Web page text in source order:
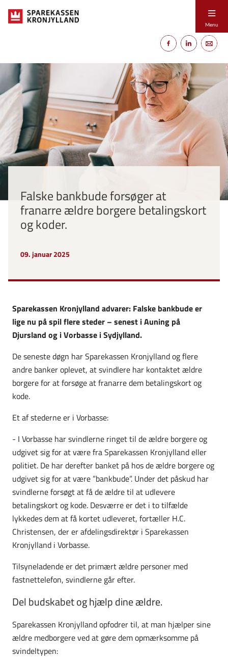
Menu
Falske bankbude forsøger at
franarre ældre borgere betalingskort
og koder.
09. januar 2025
Sparekassen Kronjylland advarer: Falske bankbude er
lige nu på spil flere steder – senest i Auning på
Djursland og i Vorbasse i Sydjylland.
De seneste døgn har Sparekassen Kronjylland og flere
andre banker oplevet, at svindlere har kontaktet ældre
borgere for at forsøge at franarre dem betalingskort og
kode.
Et af stederne er i Vorbasse:
- I Vorbasse har svindlerne ringet til de ældre borgere og
udgivet sig for at være fra Sparekassen Kronjylland eller
politiet. De har derefter banket på hos de ældre borgere og
udgivet sig for at være ”bankbude”. Under det påskud har
svindlerne forsøgt at få de ældre til at udlevere
betalingskort og kode. Desværre er det i to tilfælde
lykkedes dem at få kortet udleveret, fortæller H.C.
Christensen, der er afdelingsdirektør i Sparekassen
Kronjylland i Vorbasse.
Tilsyneladende er det primært ældre personer med
fastnettelefon, svindlerne går efter.
Del budskabet og hjælp dine ældre.
Sparekassen Kronjylland opfodrer til, at man hjælper sine
ældre medborgere ved at gøre dem opmærksomme på
svindeltypen: